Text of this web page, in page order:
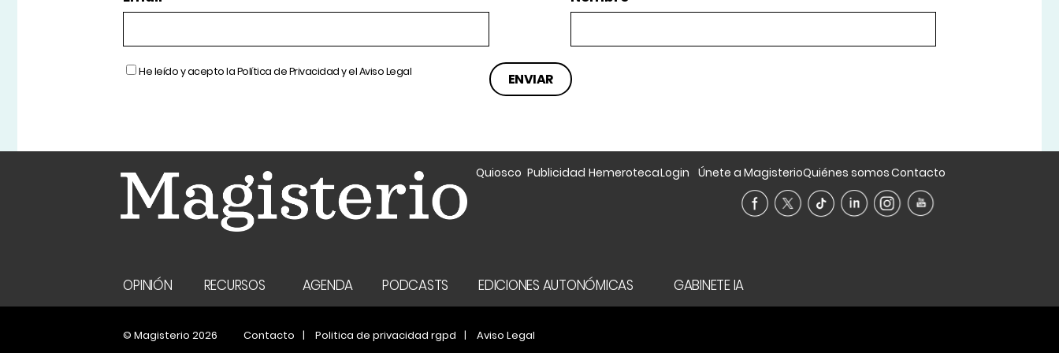
He leído y acepto laPolítica de Privacidady elAviso Legal
Quiosco Publicidad HemerotecaLogin Únete a MagisterioQuiénes somosContacto
OPINIÓN RECURSOS AGENDA PODCASTS EDICIONES AUTONÓMICAS GABINETE IA
© Magisterio 2026 Contacto Politica de privacidad rgpd Aviso Legal